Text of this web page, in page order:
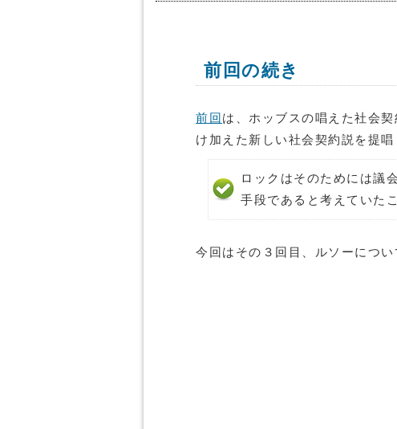
前回の続き
前回 は、ホッブスの唱えた社会
け加えた新しい社会契約説を提唱
ロックはそのためには議
手段であると考えていた
今回はその３回目、ルソーについ